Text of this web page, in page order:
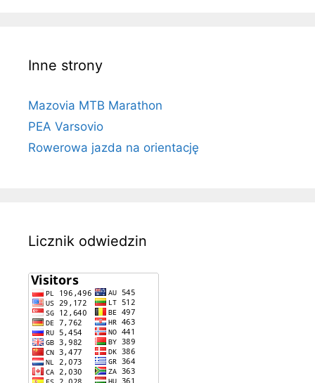
Inne strony
Mazovia MTB Marathon
PEA Varsovio
Rowerowa jazda na orientację
Licznik odwiedzin